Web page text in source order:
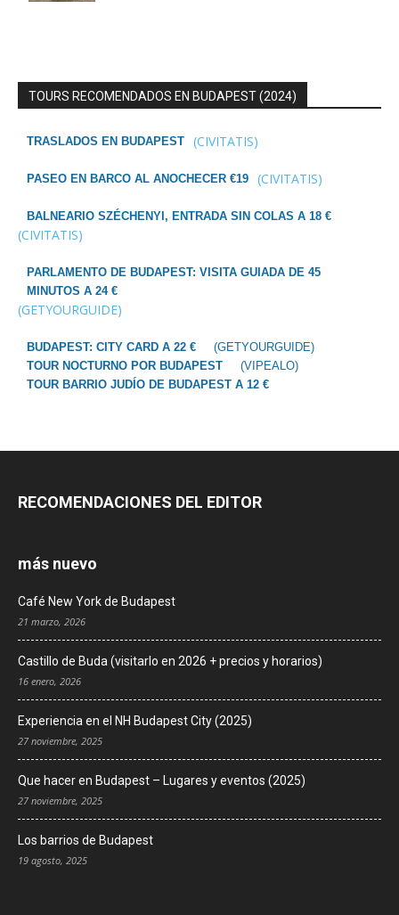
TOURS RECOMENDADOS EN BUDAPEST (2024)
TRASLADOS EN BUDAPEST (CIVITATIS)
PASEO EN BARCO AL ANOCHECER €19 (CIVITATIS)
BALNEARIO SZÉCHENYI, ENTRADA SIN COLAS A 18 €
(CIVITATIS)
PARLAMENTO DE BUDAPEST: VISITA GUIADA DE 45
MINUTOS A 24 €
(GETYOURGUIDE)
BUDAPEST: CITY CARD A 22 €
(GETYOURGUIDE)
TOUR NOCTURNO POR BUDAPEST
(VIPEALO)
TOUR BARRIO JUDÍO DE BUDAPEST A 12 €
RECOMENDACIONES DEL EDITOR
más nuevo
Café New York de Budapest
21 marzo, 2026
Castillo de Buda (visitarlo en 2026 + precios y horarios)
16 enero, 2026
Experiencia en el NH Budapest City (2025)
27 noviembre, 2025
Que hacer en Budapest – Lugares y eventos (2025)
27 noviembre, 2025
Los barrios de Budapest
19 agosto, 2025